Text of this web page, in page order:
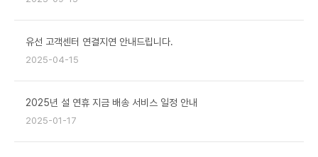
유선 고객센터 연결지연 안내드립니다.
2025-04-15
2025년 설 연휴 지금 배송 서비스 일정 안내
2025-01-17